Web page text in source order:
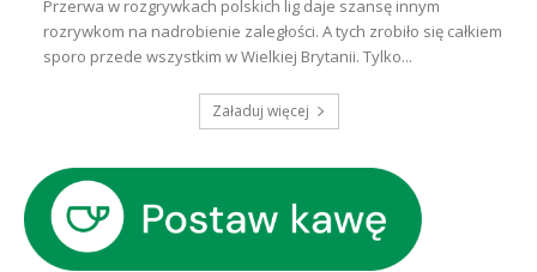
Przerwa w rozgrywkach polskich lig daje szansę innym
rozrywkom na nadrobienie zaległości. A tych zrobiło się całkiem
sporo przede wszystkim w Wielkiej Brytanii. Tylko...
Załaduj więcej